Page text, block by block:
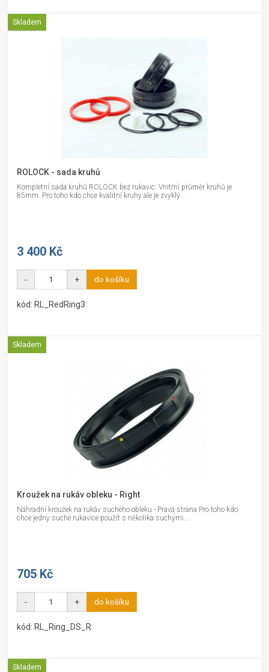
Skladem
ROLOCK - sada kruhů
Kompletní sada kruhů ROLOCK bez rukavic. Vnitřní průměr kruhů je
85mm. Pro toho kdo chce kvalitní kruhy ale je zvyklý...
3 400 Kč
- + do košíku
kód: RL_RedRing3
Skladem
Kroužek na rukáv obleku - Right
Náhradní kroužek na rukáv suchého obleku - Pravá strana Pro toho kdo
chce jedny suché rukavice použít s několika suchými...
705 Kč
- + do košíku
kód: RL_Ring_DS_R
Skladem